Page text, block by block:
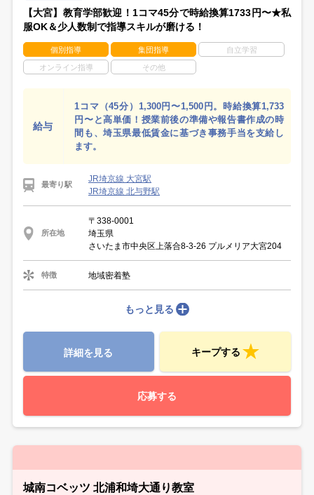
【大宮】教育学部歓迎！1コマ45分で時給換算1733円〜★私
服OK＆少人数制で指導スキルが磨ける！
個別指導 集団指導 自立学習
オンライン指導 その他
給与
1コマ（45分）1,300円〜1,500円。時給換算1,733
円〜と高単価！授業前後の準備や報告書作成の時
間も、埼玉県最低賃金に基づき事務手当を支給し
ます。
最寄り駅
JR埼京線 大宮駅
JR埼京線 北与野駅
所在地
〒338-0001
埼玉県
さいたま市中央区上落合8-3-26 プルメリア大宮204
特徴 地域密着塾
もっと見る
詳細を見る キープする
応募する
城南コベッツ 北浦和埼大通り教室